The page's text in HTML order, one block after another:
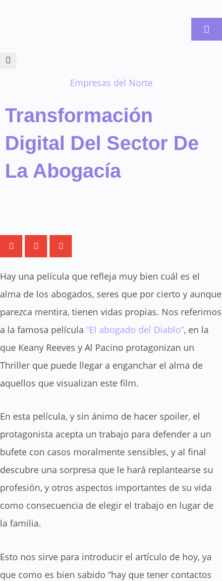
Empresas del Norte
Transformación
Digital Del Sector De
La Abogacía
Hay una película que refleja muy bien cuál es el
alma de los abogados, seres que por cierto y aunque
parezca mentira, tienen vidas propias. Nos referimos
a la famosa película “El abogado del Diablo”, en la
que Keany Reeves y Al Pacino protagonizan un
Thriller que puede llegar a enganchar el alma de
aquellos que visualizan este film.
En esta película, y sin ánimo de hacer spoiler, el
protagonista acepta un trabajo para defender a un
bufete con casos moralmente sensibles, y al final
descubre una sorpresa que le hará replantearse su
profesión, y otros aspectos importantes de su vida
como consecuencia de elegir el trabajo en lugar de
la familia.
Esto nos sirve para introducir el artículo de hoy, ya
que como es bien sabido “hay que tener contactos